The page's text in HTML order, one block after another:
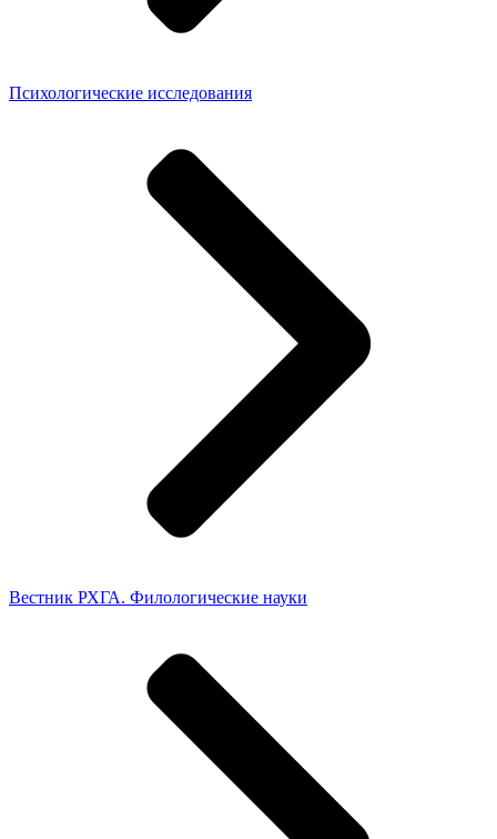
Психологические исследования
Вестник РХГА. Филологические науки